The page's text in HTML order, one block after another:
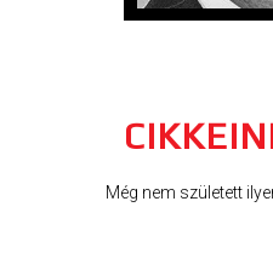
Még nem született